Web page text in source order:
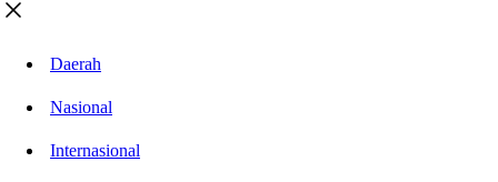
Daerah
Nasional
Internasional